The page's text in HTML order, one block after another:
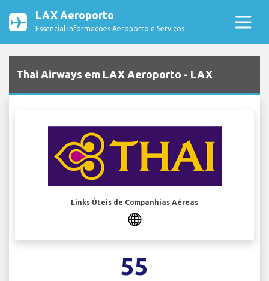
LAX Aeroporto
Essencial Informações Aeroporto e Serviços
Thai Airways em LAX Aeroporto - LAX
Links Úteis de Companhias Aéreas
55